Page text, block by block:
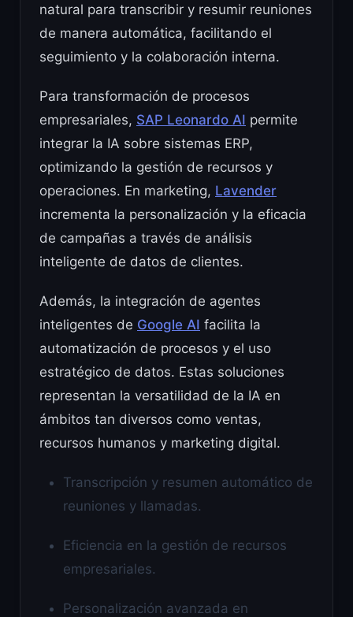
natural para transcribir y resumir reuniones
de manera automática, facilitando el
seguimiento y la colaboración interna.
Para transformación de procesos
empresariales, SAP Leonardo AI permite
integrar la IA sobre sistemas ERP,
optimizando la gestión de recursos y
operaciones. En marketing, Lavender
incrementa la personalización y la eficacia
de campañas a través de análisis
inteligente de datos de clientes.
Además, la integración de agentes
inteligentes de Google AI facilita la
automatización de procesos y el uso
estratégico de datos. Estas soluciones
representan la versatilidad de la IA en
ámbitos tan diversos como ventas,
recursos humanos y marketing digital.
Transcripción y resumen automático de
reuniones y llamadas.
Eficiencia en la gestión de recursos
empresariales.
Personalización avanzada en